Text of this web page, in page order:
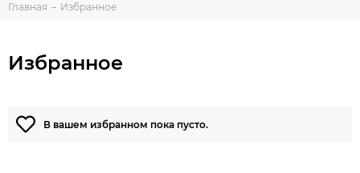
Главная Избранное
Избранное
В вашем избранном пока пусто.